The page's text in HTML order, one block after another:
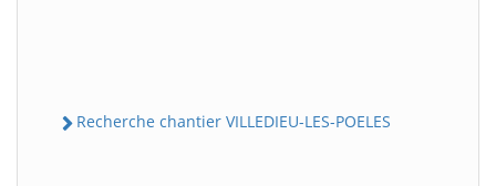
Recherche chantier VILLEDIEU-LES-POELES